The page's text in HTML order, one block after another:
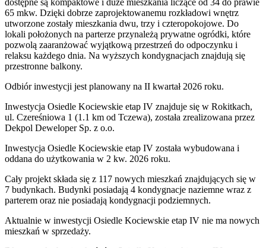
dostępne są kompaktowe i duże mieszkania liczące od 34 do prawie
65 mkw. Dzięki dobrze zaprojektowanemu rozkładowi wnętrz
utworzone zostały mieszkania dwu, trzy i czteropokojowe. Do
lokali położonych na parterze przynależą prywatne ogródki, które
pozwolą zaaranżować wyjątkową przestrzeń do odpoczynku i
relaksu każdego dnia. Na wyższych kondygnacjach znajdują się
przestronne balkony.
Odbiór inwestycji jest planowany na II kwartał 2026 roku.
Inwestycja Osiedle Kociewskie etap IV znajduje się w Rokitkach,
ul. Czereśniowa 1 (1.1 km od Tczewa), została zrealizowana przez
Dekpol Deweloper Sp. z o.o.
Inwestycja Osiedle Kociewskie etap IV została wybudowana i
oddana do użytkowania w 2 kw. 2026 roku.
Cały projekt składa się z 117 nowych mieszkań znajdujących się w
7 budynkach. Budynki posiadają 4 kondygnacje naziemne wraz z
parterem oraz nie posiadają kondygnacji podziemnych.
Aktualnie w inwestycji Osiedle Kociewskie etap IV nie ma nowych
mieszkań w sprzedaży.